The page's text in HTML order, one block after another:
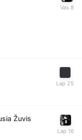
Žuvis